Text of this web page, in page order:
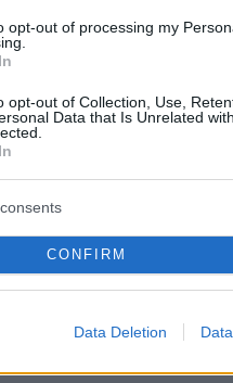
opt-out of processing my
opt-out of Collection, Use,
Data that Is Unrelated
CONFIRM
Data Deletion
με τον
του και
ανεβάζει την
ήχους.
Ιουνίου, η Σοφία
αρχή με τις
πέφτει με τη βαθιά
From Africa.